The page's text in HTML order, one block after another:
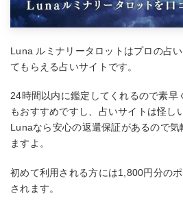
Luna ルミナリータロットはプロの占
てもらえる占いサイトです。
24時間以内に鑑定してくれるので素早
もおすすめですし、占いサイトは怪
Lunaなら安心の返還保証があるので気
ますよ。
初めて利用される方には1,800円分の
されます。